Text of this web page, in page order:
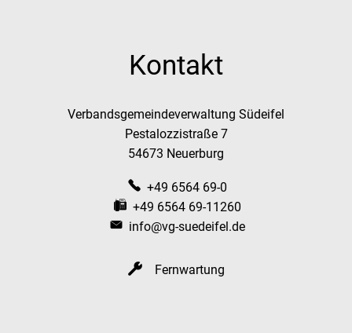
Kontakt
Verbandsgemeindeverwaltung Südeifel
Pestalozzistraße 7
54673 Neuerburg
+49 6564 69-0
+49 6564 69-11260
info@vg-suedeifel.de
Fernwartung